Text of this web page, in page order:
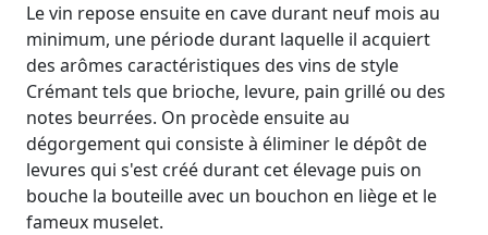
Le vin repose ensuite en cave durant neuf mois au
minimum, une période durant laquelle il acquiert
des arômes caractéristiques des vins de style
Crémant tels que brioche, levure, pain grillé ou des
notes beurrées. On procède ensuite au
dégorgement qui consiste à éliminer le dépôt de
levures qui s'est créé durant cet élevage puis on
bouche la bouteille avec un bouchon en liège et le
fameux muselet.